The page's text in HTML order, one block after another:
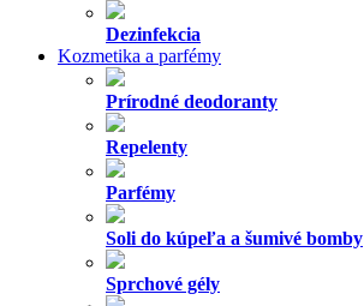
Dezinfekcia
Kozmetika a parfémy
Prírodné deodoranty
Repelenty
Parfémy
Soli do kúpeľa a šumivé bomby
Sprchové gély